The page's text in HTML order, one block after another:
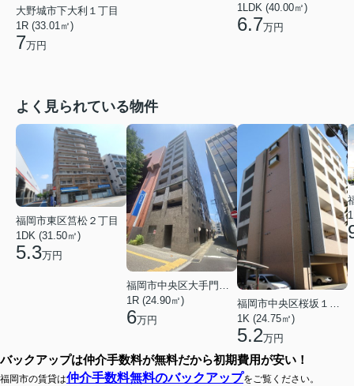
大野城市下大利１丁目
1R (33.01㎡)
7万円
1LDK (40.00㎡)
6.7万円
よく見られている物件
福岡市東区筥松２丁目
1DK (31.50㎡)
5.3万円
1R (24.90㎡)
6万円
福岡市中央区桜坂１丁目
1K (24.75㎡)
5.2万円
バックアップは仲介手数料が無料だから初期費用が安い！
福岡市の賃貸は仲介手数料無料のバックアップをご覧ください。